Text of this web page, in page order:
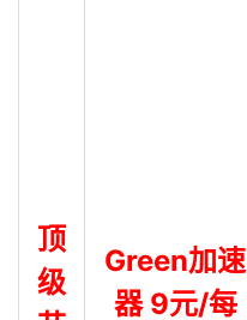
顶
级
Green加速
器 9元/每